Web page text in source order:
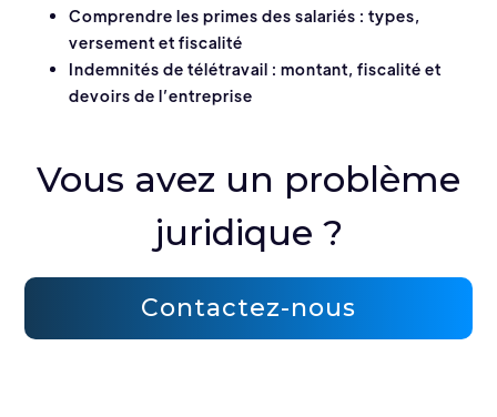
Comprendre les primes des salariés : types,
versement et fiscalité
Indemnités de télétravail : montant, fiscalité et
devoirs de l’entreprise
Vous avez un problème
juridique ?
Contactez-nous